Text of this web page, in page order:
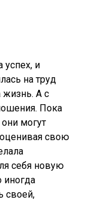
и
на труд
жизнь. А с
Пока
могут
свою
себя новую
иногда
своей,